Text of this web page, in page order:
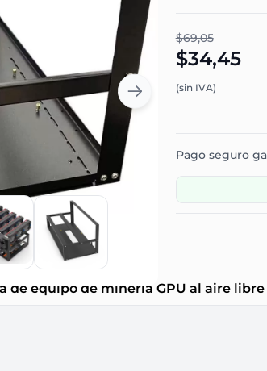
$69,05
$34,45
(sin IVA)
Pago seguro
de equipo de minería GPU al aire